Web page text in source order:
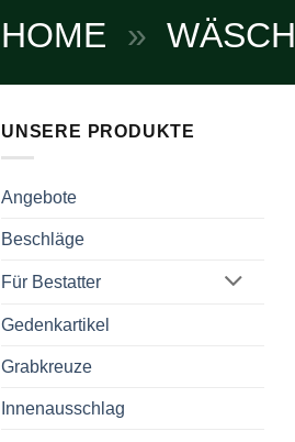
HOME »
UNSERE PRODUKTE
Angebote
Beschläge
Für Bestatter
Gedenkartikel
Grabkreuze
Innenausschlag